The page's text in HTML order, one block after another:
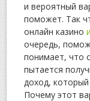
и вероятный
поможет. Так
онлайн казино
очередь,
понимает, что
пытается
доход,
Почему этот